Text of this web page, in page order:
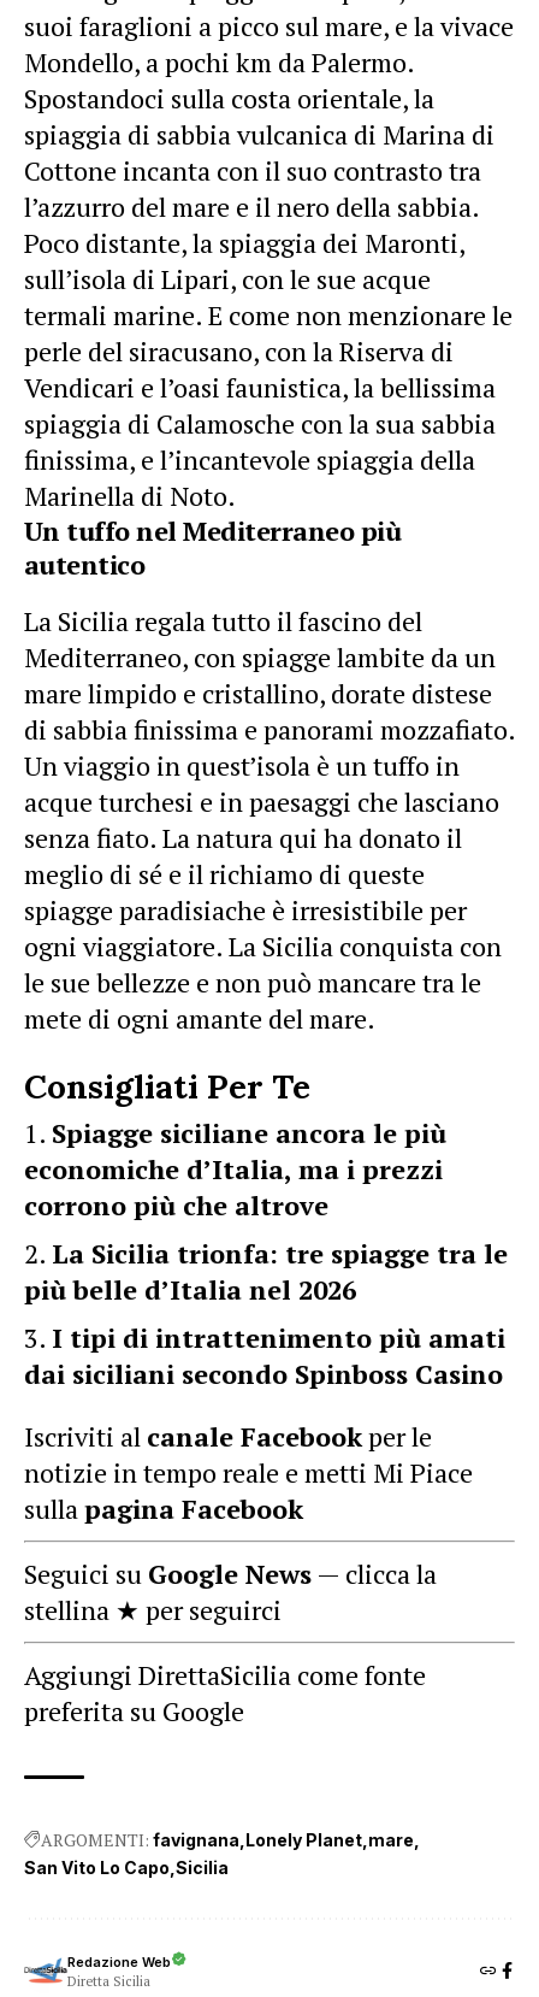
suoi faraglioni a picco sul mare, e la vivace
Mondello, a pochi km da Palermo.
Spostandoci sulla costa orientale, la
spiaggia di sabbia vulcanica di Marina di
Cottone incanta con il suo contrasto tra
l’azzurro del mare e il nero della sabbia.
Poco distante, la spiaggia dei Maronti,
sull’isola di Lipari, con le sue acque
termali marine. E come non menzionare le
perle del siracusano, con la Riserva di
Vendicari e l’oasi faunistica, la bellissima
spiaggia di Calamosche con la sua sabbia
finissima, e l’incantevole spiaggia della
Marinella di Noto.
Un tuffo nel Mediterraneo più
autentico
La Sicilia regala tutto il fascino del
Mediterraneo, con spiagge lambite da un
mare limpido e cristallino, dorate distese
di sabbia finissima e panorami mozzafiato.
Un viaggio in quest’isola è un tuffo in
acque turchesi e in paesaggi che lasciano
senza fiato. La natura qui ha donato il
meglio di sé e il richiamo di queste
spiagge paradisiache è irresistibile per
ogni viaggiatore. La Sicilia conquista con
le sue bellezze e non può mancare tra le
mete di ogni amante del mare.
Consigliati Per Te
Spiagge siciliane ancora le più
economiche d’Italia, ma i prezzi
corrono più che altrove
La Sicilia trionfa: tre spiagge tra le
più belle d’Italia nel 2026
I tipi di intrattenimento più amati
dai siciliani secondo Spinboss Casino
Iscriviti al canale Facebookper le
notizie in tempo reale e metti Mi Piace
sullapagina Facebook
Seguici su Google News — clicca la
stellina ★ per seguirci
Aggiungi DirettaSicilia come fonte
preferita su Google
ARGOMENTI: favignana Lonely Planet mare
San Vito Lo Capo Sicilia
Redazione Web
Diretta Sicilia